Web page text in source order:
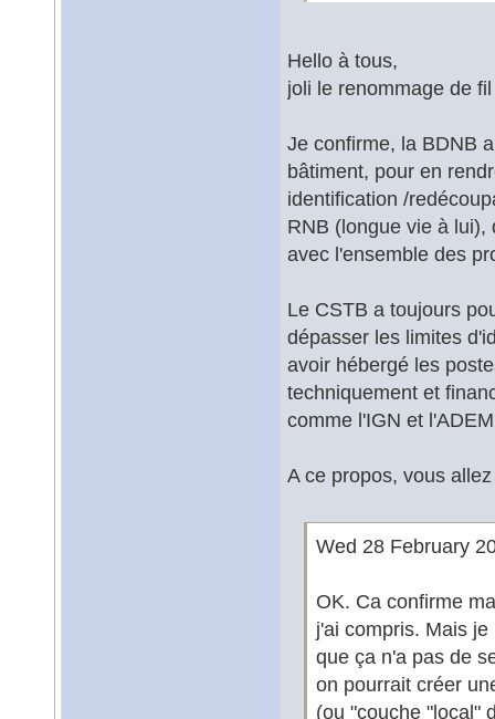
Hello à tous,
joli le renommage de
Je confirme, la BDNB
bâtiment, pour en
identification /
RNB (longue vie à
avec l'ensemble des
Le CSTB a toujours
dépasser les limites
avoir hébergé les
techniquement et
comme l'IGN et
A ce propos, vous
Wed 28 February
OK. Ca confirme
j'ai compris. Mais
que ça n'a pas de
on pourrait créer
(ou "couche "local"